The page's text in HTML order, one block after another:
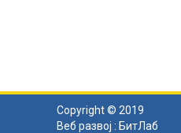
Copyright © 2019
Веб развој : БитЛаб